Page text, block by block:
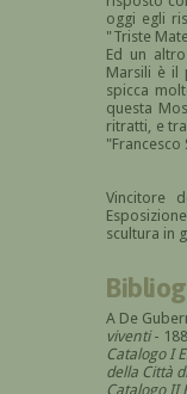
oggi egli
"Triste
Ed un
Marsili è il
spicca
questa
ritratti, e
"Francesco
Vincitore
scultura in
A De
viventi-
Catalogo I
della Città
Catalogo II